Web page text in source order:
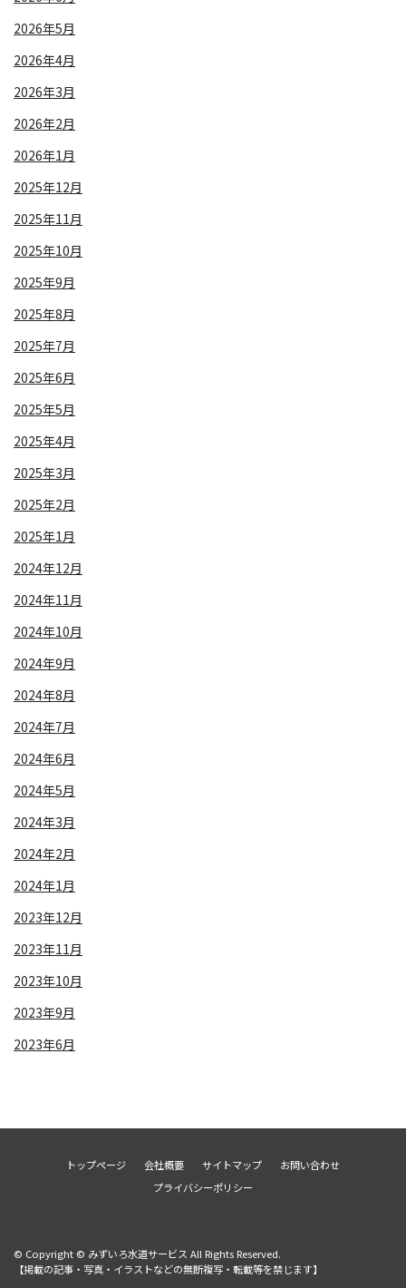
2026年5月
2026年4月
2026年3月
2026年2月
2026年1月
2025年12月
2025年11月
2025年10月
2025年9月
2025年8月
2025年7月
2025年6月
2025年5月
2025年4月
2025年3月
2025年2月
2025年1月
2024年12月
2024年11月
2024年10月
2024年9月
2024年8月
2024年7月
2024年6月
2024年5月
2024年3月
2024年2月
2024年1月
2023年12月
2023年11月
2023年10月
2023年9月
2023年6月
トップページ 会社概要 サイトマップ
お問い合わせ
プライバシーポリシー
© Copyright © みずいろ水道サービス All Rights Reserved.
【掲載の記事・写真・イラストなどの無断複写・転載等を禁じます】